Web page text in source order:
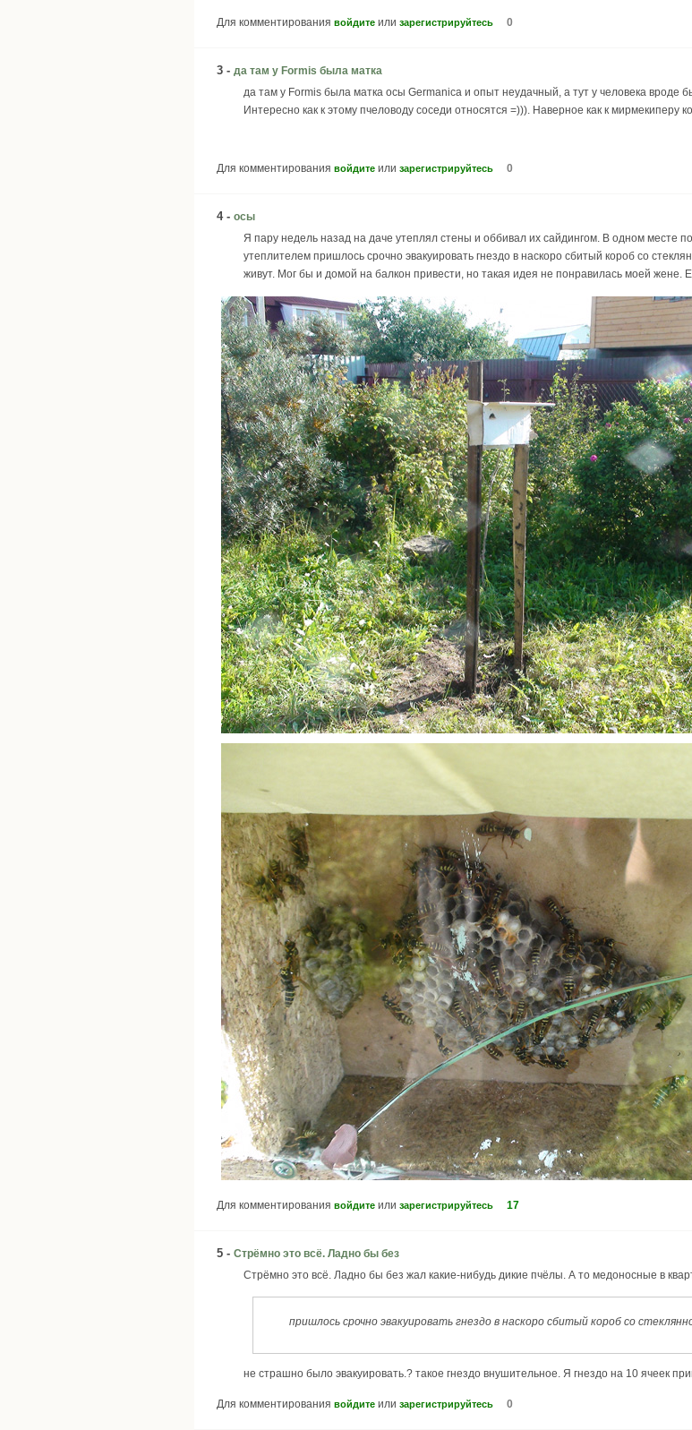
Для комментирования войдите или зарегистрируйтесь 0
3 - да там у Formis была матка
да там у Formis была матка осы Germanica и опыт неудачный, а тут у человека вроде
Интересно как к этому пчеловоду соседи относятся =))). Наверное как к мирмекиперу
Для комментирования войдите или зарегистрируйтесь 0
4 - осы
Я пару недель назад на даче утеплял стены и оббивал их сайдингом. В одном месте
утеплителем пришлось срочно эвакуировать гнездо в наскоро сбитый короб со
живут. Мог бы и домой на балкон привести, но такая идея не понравилась моей жене.
Для комментирования войдите или зарегистрируйтесь 17
5 - Стрёмно это всё. Ладно бы без
Стрёмно это всё. Ладно бы без жал какие-нибудь дикие пчёлы. А то медоносные в
пришлось срочно эвакуировать гнездо в наскоро сбитый короб со
не страшно было эвакуировать.? такое гнездо внушительное. Я гнездо на 10 ячеек
Для комментирования войдите или зарегистрируйтесь 0